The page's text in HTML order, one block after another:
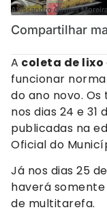
Alessandro Gomes
Compartilhar
A coleta de lixo
funcionar
do ano novo.
nos dias 24 e
publicadas na
Oficial do
Já nos dias 25
haverá
de multitarefa.